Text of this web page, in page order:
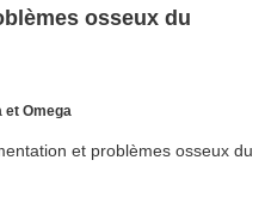
osseux du
et Omega